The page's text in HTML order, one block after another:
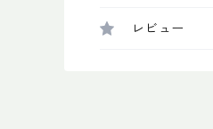
レビュー